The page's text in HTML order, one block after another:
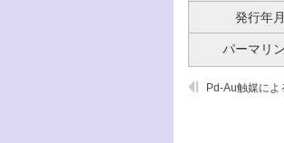
発行年
パーマリ
Pd-Au触媒によ